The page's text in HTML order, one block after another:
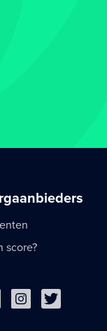
score?